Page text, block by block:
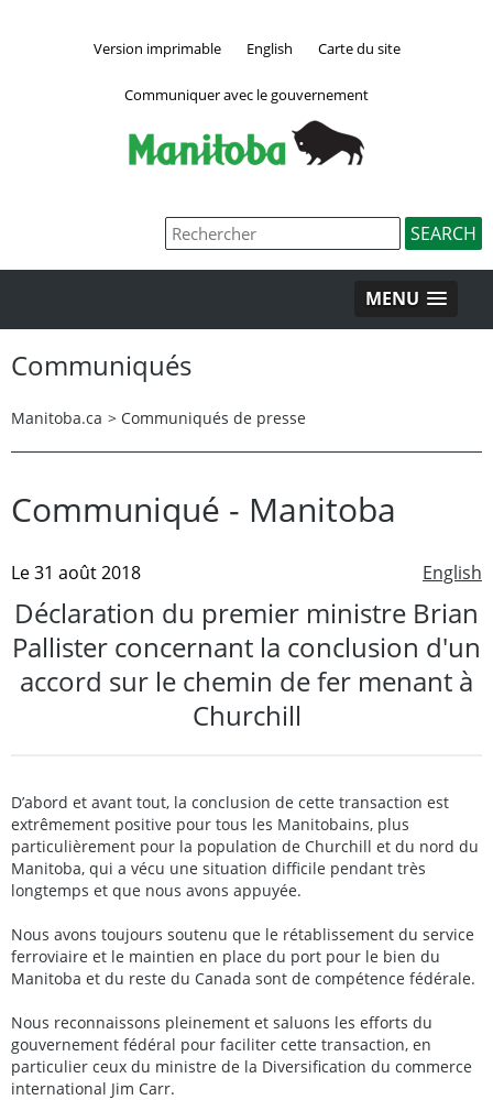
Version imprimable English Carte du site
Communiquer avec le gouvernement
MENU
Communiqués
Manitoba.ca > Communiqués de presse
Communiqué - Manitoba
English
Le 31 août 2018
Déclaration du premier ministre Brian
Pallister concernant la conclusion d'un
accord sur le chemin de fer menant à
Churchill
D’abord et avant tout, la conclusion de cette transaction est
extrêmement positive pour tous les Manitobains, plus
particulièrement pour la population de Churchill et du nord du
Manitoba, qui a vécu une situation difficile pendant très
longtemps et que nous avons appuyée.
Nous avons toujours soutenu que le rétablissement du service
ferroviaire et le maintien en place du port pour le bien du
Manitoba et du reste du Canada sont de compétence fédérale.
Nous reconnaissons pleinement et saluons les efforts du
gouvernement fédéral pour faciliter cette transaction, en
particulier ceux du ministre de la Diversification du commerce
international Jim Carr.